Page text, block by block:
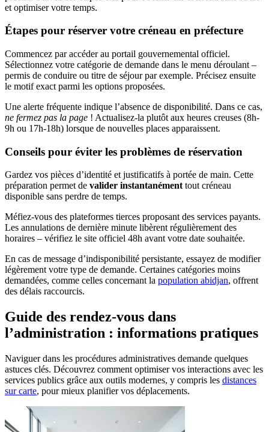
et optimiser votre temps.
Étapes pour réserver votre créneau en préfecture
Commencez par accéder au portail gouvernemental officiel.
Sélectionnez votre catégorie de demande dans le menu déroulant –
permis de conduire ou titre de séjour par exemple. Précisez ensuite
le motif exact parmi les options proposées.
Une alerte fréquente indique l’absence de disponibilité. Dans ce cas,
ne fermez pas la page ! Actualisez-la plutôt aux heures creuses (8h-
9h ou 17h-18h) lorsque de nouvelles places apparaissent.
Conseils pour éviter les problèmes de réservation
Gardez vos pièces d’identité et justificatifs à portée de main. Cette
préparation permet de valider instantanément tout créneau
disponible sans perdre de temps.
Méfiez-vous des plateformes tierces proposant des services payants.
Les annulations de dernière minute libèrent régulièrement des
horaires – vérifiez le site officiel 48h avant votre date souhaitée.
En cas de message d’indisponibilité persistante, essayez de modifier
légèrement votre type de demande. Certaines catégories moins
demandées, comme celles concernant la population abidjan, offrent
des délais raccourcis.
Guide des rendez-vous dans
l’administration : informations pratiques
Naviguer dans les procédures administratives demande quelques
astuces clés. Découvrez comment optimiser vos interactions avec les
services publics grâce aux outils modernes, y compris les distances
sur carte, pour mieux planifier vos déplacements.